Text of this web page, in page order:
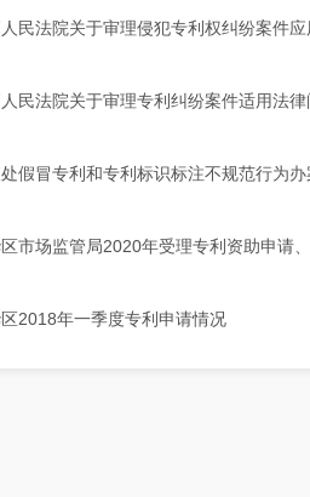
民法院关于审理侵犯专利权纠纷案件
民法院关于审理专利纠纷案件适用法
处假冒专利和专利标识标注不规范行为办
市场监管局2020年受理专利资助申请
2018年一季度专利申请情况